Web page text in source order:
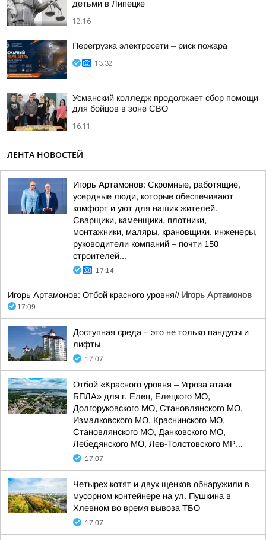
детьми в Липецке
12:16
Перегрузка электросети – риск пожара
13:32
Усманский колледж продолжает сбор помощи
для бойцов в зоне СВО
16:11
ЛЕНТА НОВОСТЕЙ
Игорь Артамонов: Скромные, работящие,
усердные люди, которые обеспечивают
комфорт и уют для наших жителей.
Сварщики, каменщики, плотники,
монтажники, маляры, крановщики, инженеры,
руководители компаний – почти 150
строителей...
17:14
Игорь Артамонов: Отбой красного уровня// Игорь Артамонов
17:09
Доступная среда – это не только пандусы и
лифты
17:07
Отбой «Красного уровня – Угроза атаки
БПЛА» для г. Елец, Елецкого МО,
Долгоруковского МО, Становлянского МО,
Измалковского МО, Краснинского МО,
Становлянского МО, Данковского МО,
Лебедянского МО, Лев-Толстовского МР...
17:07
Четырех котят и двух щенков обнаружили в
мусорном контейнере на ул. Пушкина в
Хлевном во время вывоза ТБО
17:07